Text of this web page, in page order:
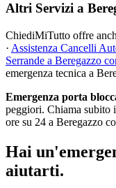
Altri Servizi a
ChiediMiTutto offre
· Assistenza Cancelli
Serrande a Beregazzo
emergenza tecnica a
Emergenza porta
peggiori. Chiama subito
ore su 24 a Beregazzo
Hai
aiutarti.